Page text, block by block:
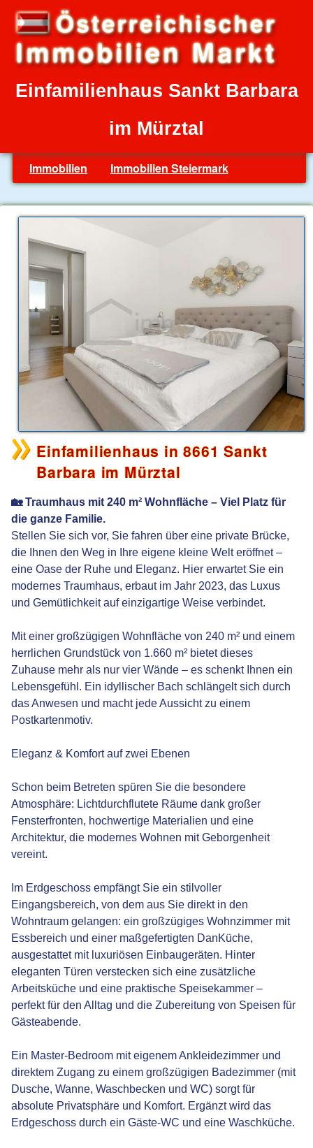
Einfamilienhaus Sankt Barbara
im Mürztal
Immobilien Immobilien Steiermark
Einfamilienhaus in 8661 Sankt
Barbara im Mürztal
🏡 Traumhaus mit 240 m² Wohnfläche – Viel Platz für
die ganze Familie.
Stellen Sie sich vor, Sie fahren über eine private Brücke,
die Ihnen den Weg in Ihre eigene kleine Welt eröffnet –
eine Oase der Ruhe und Eleganz. Hier erwartet Sie ein
modernes Traumhaus, erbaut im Jahr 2023, das Luxus
und Gemütlichkeit auf einzigartige Weise verbindet.
Mit einer großzügigen Wohnfläche von 240 m² und einem
herrlichen Grundstück von 1.660 m² bietet dieses
Zuhause mehr als nur vier Wände – es schenkt Ihnen ein
Lebensgefühl. Ein idyllischer Bach schlängelt sich durch
das Anwesen und macht jede Aussicht zu einem
Postkartenmotiv.
Eleganz & Komfort auf zwei Ebenen
Schon beim Betreten spüren Sie die besondere
Atmosphäre: Lichtdurchflutete Räume dank großer
Fensterfronten, hochwertige Materialien und eine
Architektur, die modernes Wohnen mit Geborgenheit
vereint.
Im Erdgeschoss empfängt Sie ein stilvoller
Eingangsbereich, von dem aus Sie direkt in den
Wohntraum gelangen: ein großzügiges Wohnzimmer mit
Essbereich und einer maßgefertigten DanKüche,
ausgestattet mit luxuriösen Einbaugeräten. Hinter
eleganten Türen verstecken sich eine zusätzliche
Arbeitsküche und eine praktische Speisekammer –
perfekt für den Alltag und die Zubereitung von Speisen für
Gästeabende.
Ein Master-Bedroom mit eigenem Ankleidezimmer und
direktem Zugang zu einem großzügigen Badezimmer (mit
Dusche, Wanne, Waschbecken und WC) sorgt für
absolute Privatsphäre und Komfort. Ergänzt wird das
Erdgeschoss durch ein Gäste-WC und eine Waschküche.